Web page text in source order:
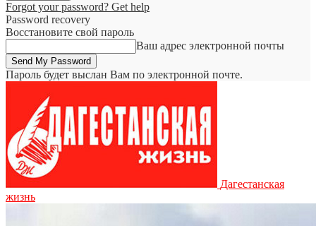
Forgot your password? Get help
Password recovery
Восстановите свой пароль
Ваш адрес электронной почты
Пароль будет выслан Вам по электронной почте.
Дагестанская
жизнь